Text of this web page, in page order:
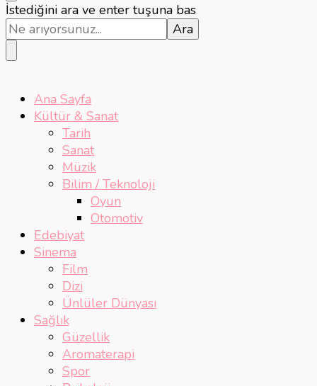
Bir
şey
mi
arıyorsunuz?
İstediğini ara ve enter tuşuna bas
Ana Sayfa
Kültür & Sanat
Tarih
Sanat
Müzik
Bilim / Teknoloji
Oyun
Otomotiv
Edebiyat
Sinema
Film
Dizi
Ünlüler Dünyası
Sağlık
Güzellik
Aromaterapi
Spor